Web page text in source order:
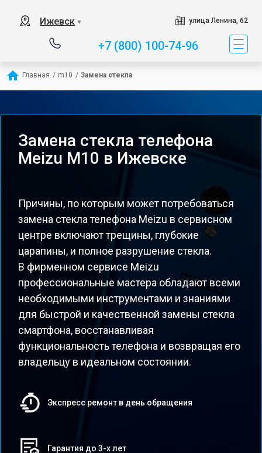
Ижевск ▼ улица Ленина, 62
+7 (800) 100-74-96
Главная / m10 / Замена стекла
Замена стекла телефона
Meizu M10 в Ижевске
Причины, по которым может потребоваться
замена стекла телефона Meizu в сервисном
центре включают трещины, глубокие
царапины, и полное разрушение стекла.
В фирменном сервисе Meizu
профессиональные мастера обладают всеми
необходимыми инструментами и знаниями
для быстрой и качественной замены стекла
смартфона, восстанавливая
функциональность телефона и возвращая его
владельцу в идеальном состоянии.
Экспресс ремонт в день обращения
Гарантия до 3-х лет